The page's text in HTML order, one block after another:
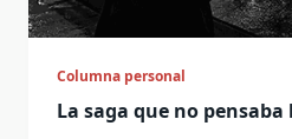
Columna personal
La saga que no pensaba